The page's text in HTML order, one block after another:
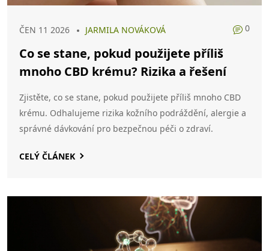
ČEN 11 2026 JARMILA NOVÁKOVÁ 0
Co se stane, pokud použijete příliš
mnoho CBD krému? Rizika a řešení
Zjistěte, co se stane, pokud použijete příliš mnoho CBD
krému. Odhalujeme rizika kožního podráždění, alergie a
správné dávkování pro bezpečnou péči o zdraví.
CELÝ ČLÁNEK